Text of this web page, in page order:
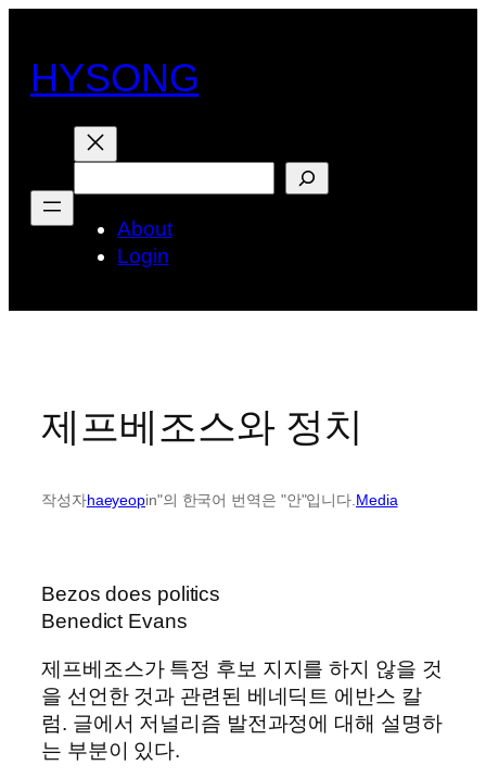
HYSONG
색
About
Login
제프베조스와 정치
작성자haeyeopin"의 한국어 번역은 "안"입니다.Media
Bezos does politics
Benedict Evans
제프베조스가 특정 후보 지지를 하지 않을 것
을 선언한 것과 관련된 베네딕트 에반스 칼
럼. 글에서 저널리즘 발전과정에 대해 설명하
는 부분이 있다.